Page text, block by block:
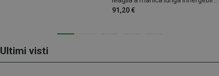
91,20 €
Ultimi visti